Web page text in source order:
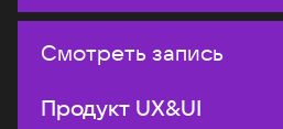
Смотреть запись
Продукт UX&UI